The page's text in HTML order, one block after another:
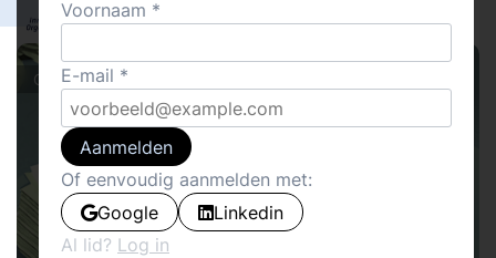
InnovatiefOrganiseren.nl
17
Cover stories · Boeken
Voornaam
E-mail
Aanmelden
Of eenvoudig aanmelden met:
Google
Linkedin
Al lid? Log in